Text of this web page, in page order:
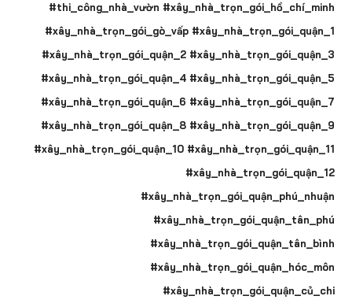
#thi_công_nhà_vườn #xây_nhà_trọn_gói_hồ_chí_minh
#xây_nhà_trọn_gói_gò_vấp #xây_nhà_trọn_gói_quận_1
#xây_nhà_trọn_gói_quận_2 #xây_nhà_trọn_gói_quận_3
#xây_nhà_trọn_gói_quận_4 #xây_nhà_trọn_gói_quận_5
#xây_nhà_trọn_gói_quận_6 #xây_nhà_trọn_gói_quận_7
#xây_nhà_trọn_gói_quận_8 #xây_nhà_trọn_gói_quận_9
#xây_nhà_trọn_gói_quận_10 #xây_nhà_trọn_gói_quận_11
#xây_nhà_trọn_gói_quận_12
#xây_nhà_trọn_gói_quận_phú_nhuận
#xây_nhà_trọn_gói_quận_tân_phú
#xây_nhà_trọn_gói_quận_tân_bình
#xây_nhà_trọn_gói_quận_hóc_môn
#xây_nhà_trọn_gói_quận_củ_chi